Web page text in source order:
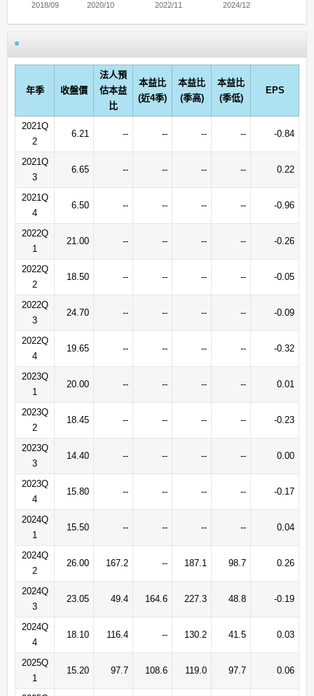
2018/09 2020/10 2022/11 2024/12
年季 收盤價
法人預
估本益
比
本益比
(近4季)
本益比
(季高)
本益比
(季低)
EPS
2021Q
2
6.21 -- -- -- -- -0.84
2021Q
3
6.65 -- -- -- -- 0.22
2021Q
4
6.50 -- -- -- -- -0.96
2022Q
1
21.00 -- -- -- -- -0.26
2022Q
2
18.50 -- -- -- -- -0.05
2022Q
3
24.70 -- -- -- -- -0.09
2022Q
4
19.65 -- -- -- -- -0.32
2023Q
1
20.00 -- -- -- -- 0.01
2023Q
2
18.45 -- -- -- -- -0.23
2023Q
3
14.40 -- -- -- -- 0.00
2023Q
4
15.80 -- -- -- -- -0.17
2024Q
1
15.50 -- -- -- -- 0.04
2024Q
2
26.00 167.2 -- 187.1 98.7 0.26
2024Q
3
23.05 49.4 164.6 227.3 48.8 -0.19
2024Q
4
18.10 116.4 -- 130.2 41.5 0.03
2025Q
1
15.20 97.7 108.6 119.0 97.7 0.06